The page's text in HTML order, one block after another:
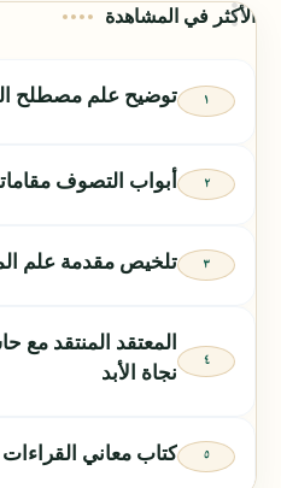
الأكثر في المشاهدة
توضيح علم مصطلح
أبواب التصوف
تلخيص مقدمة علم
المعتقد المنتقد مع
نجاة الأبد
كتاب معاني